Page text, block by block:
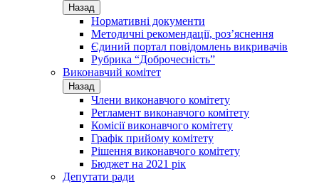
Назад
Нормативні документи
Методичні рекомендації, роз’яснення
Єдиний портал повідомлень викривачів
Рубрика “Доброчесність”
Виконавчий комітет
Назад
Члени виконавчого комітету
Регламент виконавчого комітету
Комісії виконавчого комітету
Графік прийому комітету
Рішення виконавчого комітету
Бюджет на 2021 рік
Депутати ради